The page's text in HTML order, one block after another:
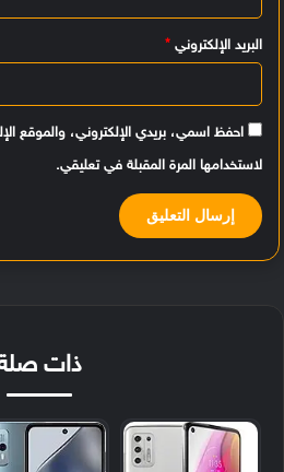
البريد الإلكتروني *
احفظ اسمي، بريدي الإلكتروني، والموقع
لاستخدامها المرة المقبلة في تعليقي.
ذات